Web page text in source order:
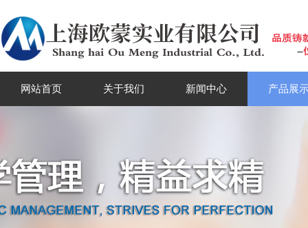
网站首页 关于我们 新闻中心 产品展